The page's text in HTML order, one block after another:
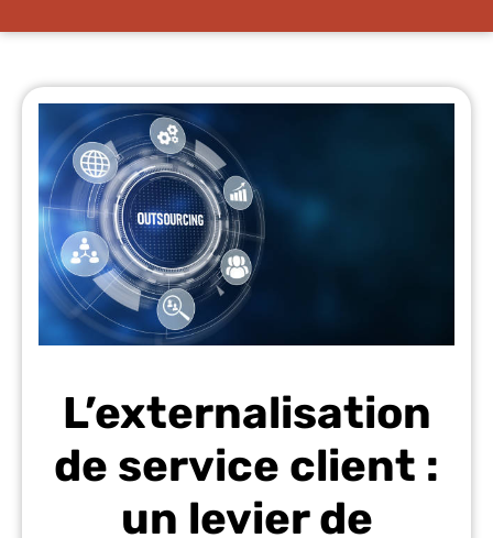
L’externalisation
de service client :
un levier de